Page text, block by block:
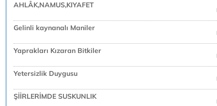
AHLÂK,NAMUS,KIYAFET
Gelinli kaynanalı Maniler
Yaprakları Kızaran Bitkiler
Yetersizlik Duygusu
ŞİİRLERİMDE SUSKUNLIK